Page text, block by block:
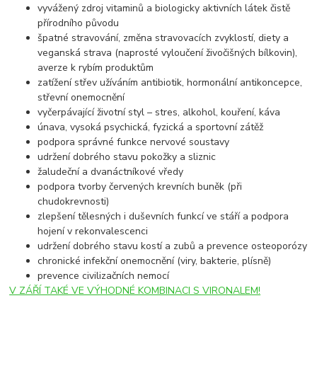
vyvážený zdroj vitaminů a biologicky aktivních látek čistě
přírodního původu
špatné stravování, změna stravovacích zvyklostí, diety a
veganská strava (naprosté vyloučení živočišných bílkovin),
averze k rybím produktům
zatížení střev užíváním antibiotik, hormonální antikoncepce,
střevní onemocnění
vyčerpávající životní styl – stres, alkohol, kouření, káva
únava, vysoká psychická, fyzická a sportovní zátěž
podpora správné funkce nervové soustavy
udržení dobrého stavu pokožky a sliznic
žaludeční a dvanáctníkové vředy
podpora tvorby červených krevních buněk (při
chudokrevnosti)
zlepšení tělesných i duševních funkcí ve stáří a podpora
hojení v rekonvalescenci
udržení dobrého stavu kostí a zubů a prevence osteoporózy
chronické infekční onemocnění (viry, bakterie, plísně)
prevence civilizačních nemocí
V ZÁŘÍ TAKÉ VE VÝHODNÉ KOMBINACI S VIRONALEM!